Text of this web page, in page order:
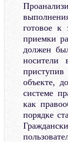
готовое к
приемки
должен
носители
приступив
объекте,
системе
как
порядке